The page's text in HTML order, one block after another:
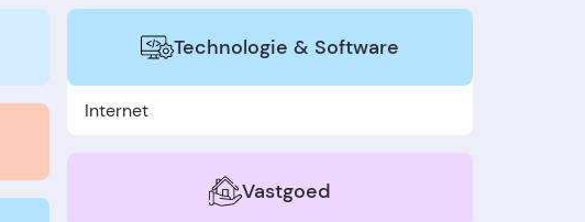
Technologie & Software
Internet
Vastgoed